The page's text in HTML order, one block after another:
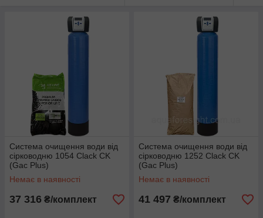
Система очищення води від
сірководню 1054 Clack CK
(Gac Plus)
Немає в наявності
37 316 ₴/комплект
Система очищення води від
сірководню 1252 Clack CK
(Gac Plus)
Немає в наявності
41 497 ₴/комплект